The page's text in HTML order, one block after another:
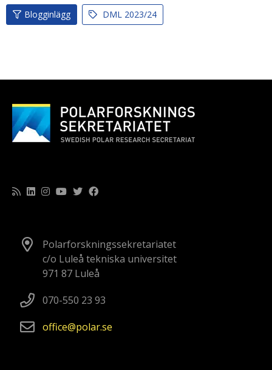
Blogginlägg DML 2023/24
Polarforskningssekretariatet
c/o Luleå tekniska universitet
971 87 Luleå
070-550 23 93
office
polarse